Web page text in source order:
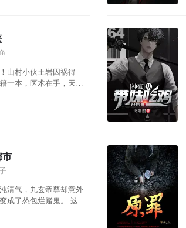
山村小伙王岩因祸得
一本，医术在手，天下
，逍遥一生！
市
清气，九玄帝尊却意外
成了怂包烂赌鬼。 这一
。 可是总有些不长眼睛